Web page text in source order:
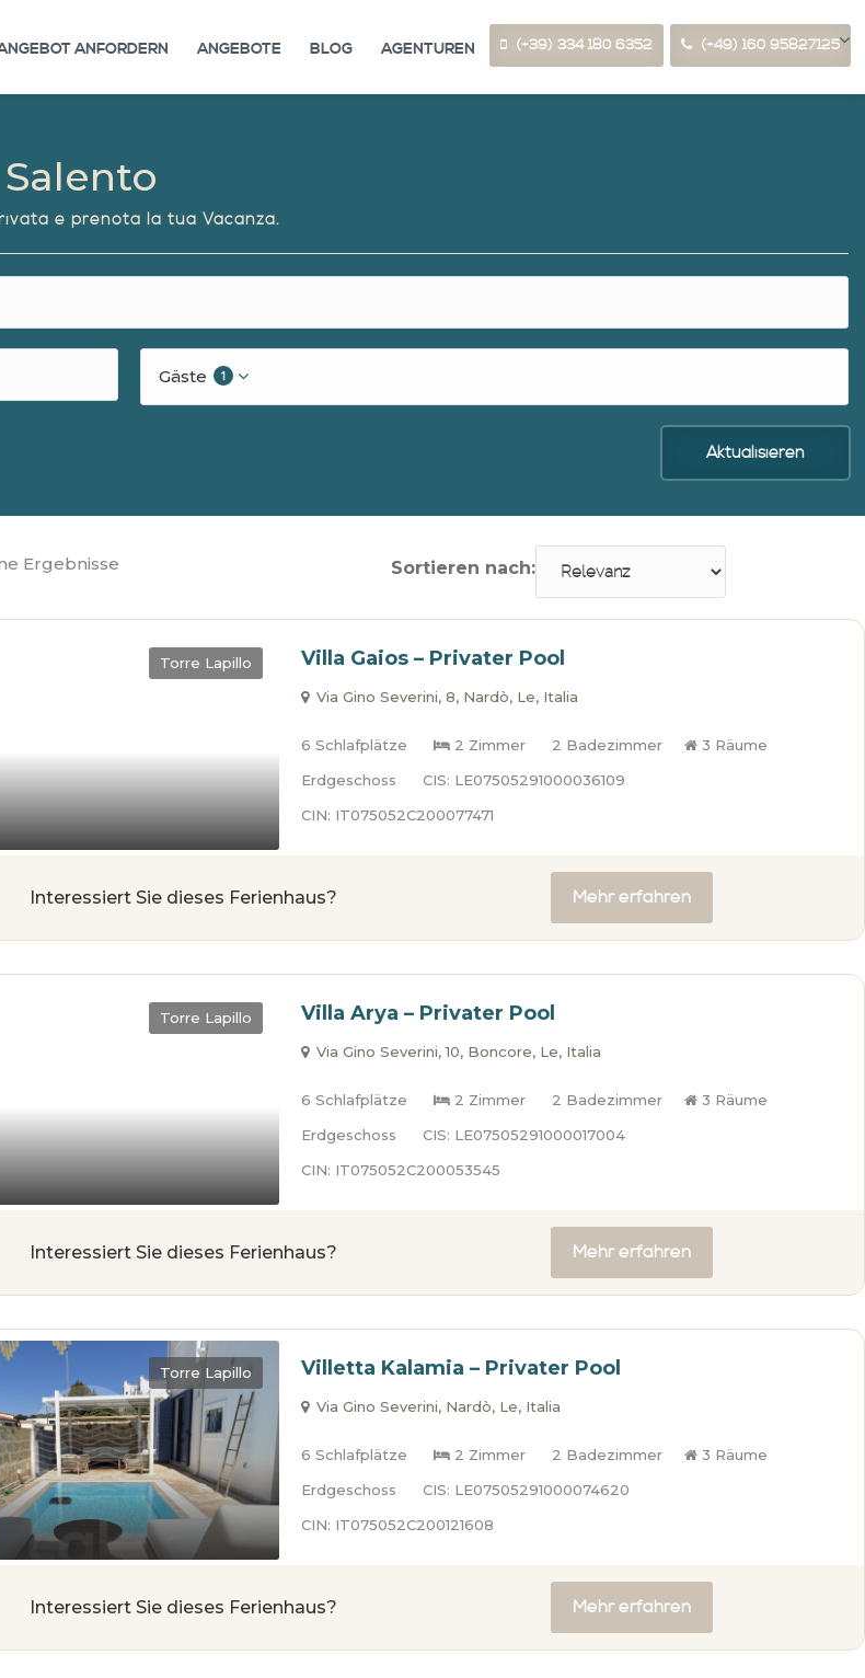
ANFORDERN ANGEBOTE BLOG AGENTUREN (+39) 334 180 6352 (+49) 160 95827125
e prenota la tua Vacanza.
Gäste 1
Aktualisieren
Ergebnisse Sortieren nach:
Torre Lapillo Villa Gaios – Privater Pool
Via Gino Severini, 8, Nardò, Le, Italia
6 Schlafplätze 2 Zimmer 2 Badezimmer
3 Räume
Erdgeschoss
CIS: LE07505291000036109
CIN: IT075052C200077471
Interessiert Sie dieses Ferienhaus? Mehr erfahren
Torre Lapillo Villa Arya – Privater Pool
Via Gino Severini, 10, Boncore, Le, Italia
6 Schlafplätze 2 Zimmer 2 Badezimmer
3 Räume
Erdgeschoss
CIS: LE07505291000017004
CIN: IT075052C200053545
Interessiert Sie dieses Ferienhaus? Mehr erfahren
Torre Lapillo Villetta Kalamia – Privater Pool
Via Gino Severini, Nardò, Le, Italia
6 Schlafplätze 2 Zimmer 2 Badezimmer
3 Räume
Erdgeschoss
CIS: LE07505291000074620
CIN: IT075052C200121608
Interessiert Sie dieses Ferienhaus? Mehr erfahren